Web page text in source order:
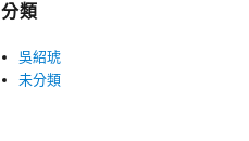
分類
吳紹琥
未分類